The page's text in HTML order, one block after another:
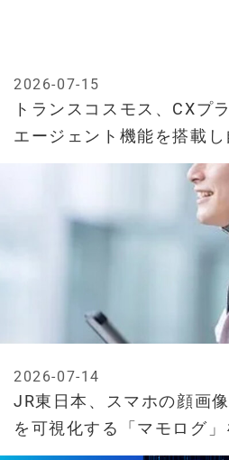
トランスコスモス、CXプ
エージェント機能を搭載
2026-07-15
JR東日本、スマホの顔画
を可視化する「マモログ
2026-07-14